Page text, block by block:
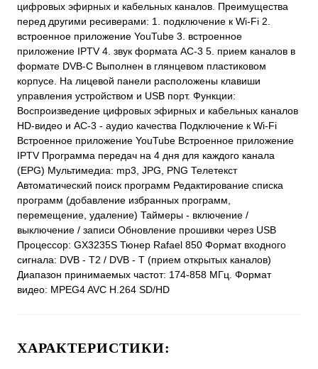
цифровых эфирных и кабельных каналов. Преимущества
перед другими ресиверами: 1. подключение к Wi-Fi 2.
встроенное приложение YouTube 3. встроенное
приложение IPTV 4. звук формата АС-3 5. прием каналов в
формате DVB-C Выполнен в глянцевом пластиковом
корпусе. На лицевой панели расположены клавиши
управления устройством и USB порт. Функции:
Воспроизведение цифровых эфирных и кабельных каналов
HD-видео и АС-3 - аудио качества Подключение к Wi-Fi
Встроенное приложение YouTube Встроенное приложение
IPTV Программа передач на 4 дня для каждого канала
(EPG) Мультимедиа: mp3, JPG, PNG Телетекст
Автоматический поиск программ Редактирование списка
программ (добавление избранных программ,
перемещение, удаление) Таймеры - включение /
выключение / записи Обновление прошивки через USB
Процессор: GX3235S Тюнер Rafael 850 Формат входного
сигнала: DVB - T2 / DVB - T (прием открытых каналов)
Диапазон принимаемых частот: 174-858 МГц. Формат
видео: MPEG4 AVC H.264 SD/HD
ХАРАКТЕРИСТИКИ: